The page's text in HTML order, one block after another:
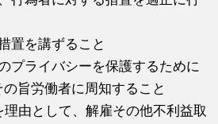
置を講ずること
プライバシーを保護するために
旨労働者に周知すること
由として、解雇その他不利益取